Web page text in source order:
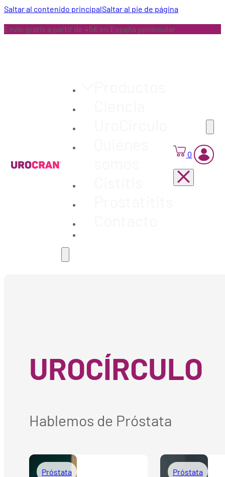
Saltar al contenido principalSaltar al pie de página
Envío gratis a partir de 45€ en España peninsular
0
UROCÍRCULO
Hablemos de Próstata
Próstata Próstata